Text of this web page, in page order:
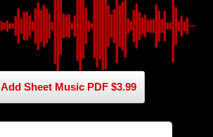
Add Sheet Music PDF $3.99